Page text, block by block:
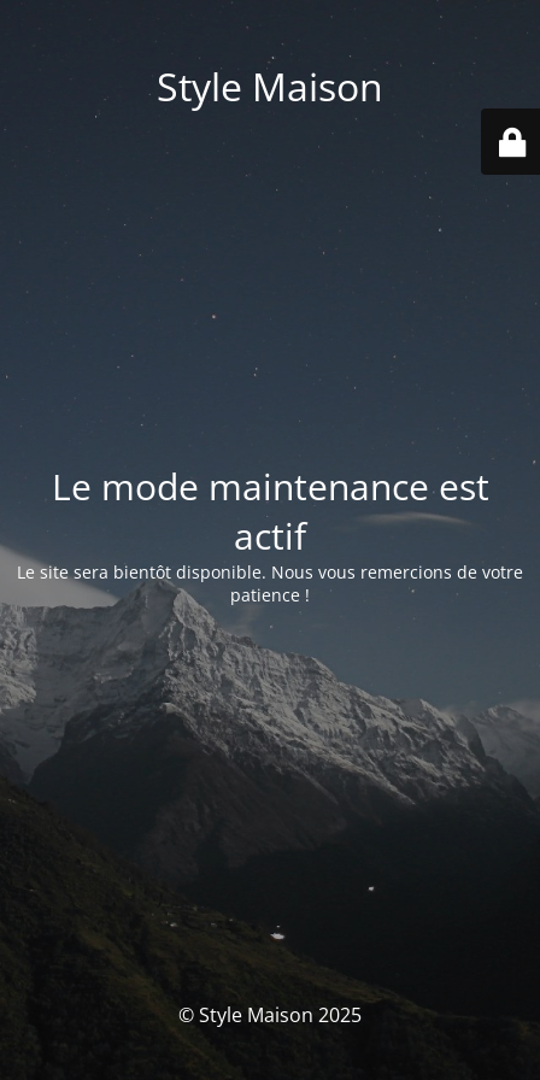
Style Maison
Le mode maintenance est
actif
Le site sera bientôt disponible. Nous vous remercions de votre
patience !
© Style Maison 2025